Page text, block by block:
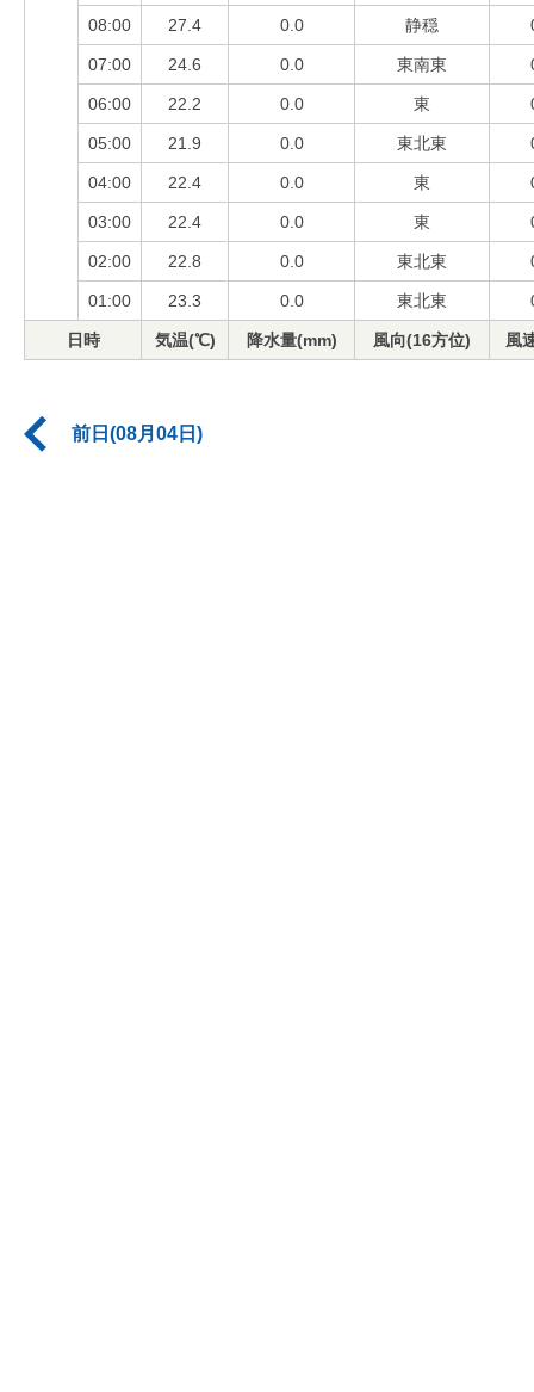
08:00 27.4 0.0 静穏
07:00 24.6 0.0 東南東
06:00 22.2 0.0 東
05:00 21.9 0.0 東北東
04:00 22.4 0.0 東
03:00 22.4 0.0 東
02:00 22.8 0.0 東北東
01:00 23.3 0.0 東北東
日時 気温(℃) 降水量(mm) 風向(16方位) 風
前日(08月04日)